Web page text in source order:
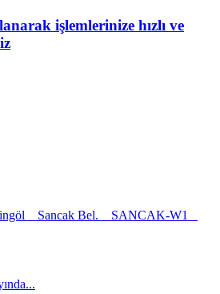
işlemlerinize hızlı ve
_ Sancak Bel. _ SANCAK-W1 _